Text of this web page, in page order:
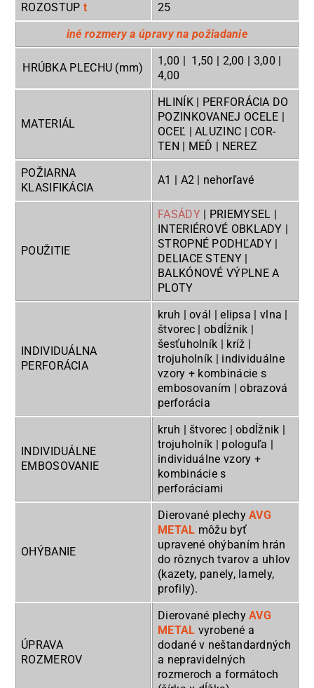
ROZOSTUP t
25
iné rozmery a úpravy na požiadanie
HRÚBKA PLECHU (mm)
1,00 | 1,50 | 2,00 | 3,00 |
4,00
MATERIÁL
HLINÍK | PERFORÁCIA DO
POZINKOVANEJ OCELE |
OCEĽ | ALUZINC | COR-
TEN | MEĎ | NEREZ
POŽIARNA
KLASIFIKÁCIA
A1 | A2 | nehorľavé
POUŽITIE
FASÁDY| PRIEMYSEL |
INTERIÉROVÉ OBKLADY |
STROPNÉ PODHĽADY |
DELIACE STENY |
BALKÓNOVÉ VÝPLNE A
PLOTY
INDIVIDUÁLNA
PERFORÁCIA
kruh | ovál | elipsa | vlna |
štvorec | obdĺžnik |
šesťuholník | kríž |
trojuholník | individuálne
vzory + kombinácie s
embosovaním | obrazová
perforácia
INDIVIDUÁLNE
EMBOSOVANIE
kruh | štvorec | obdĺžnik |
trojuholník | pologuľa |
individuálne vzory +
kombinácie s
perforáciami
OHÝBANIE
Dierované plechyAVG
METAL môžu byť
upravené ohýbaním hrán
do rôznych tvarov a uhlov
(kazety, panely, lamely,
profily).
ÚPRAVA
ROZMEROV
Dierované plechyAVG
METAL vyrobené a
dodané v neštandardných
a nepravidelných
rozmeroch a formátoch